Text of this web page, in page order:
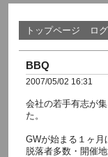
トップページ ロ
BBQ
2007/05/02 16:31
会社の若手有志が
た。
GWが始まる１ヶ月
脱落者多数・開催